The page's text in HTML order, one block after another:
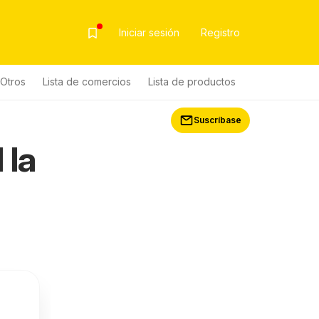
Iniciar sesión Registro
Otros Lista de comercios Lista de productos
Suscríbase
la